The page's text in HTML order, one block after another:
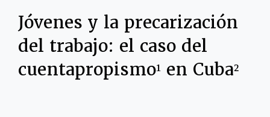
Jóvenes y la precarización
del trabajo: el caso del
cuentapropismo¹ en Cuba²